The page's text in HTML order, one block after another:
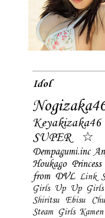
Idol
Keyakizaka46
Dempagumi.inc
Houkago Princess
from DVL Link
Girls Up Up
Shiritsu Ebisu
Steam Girls